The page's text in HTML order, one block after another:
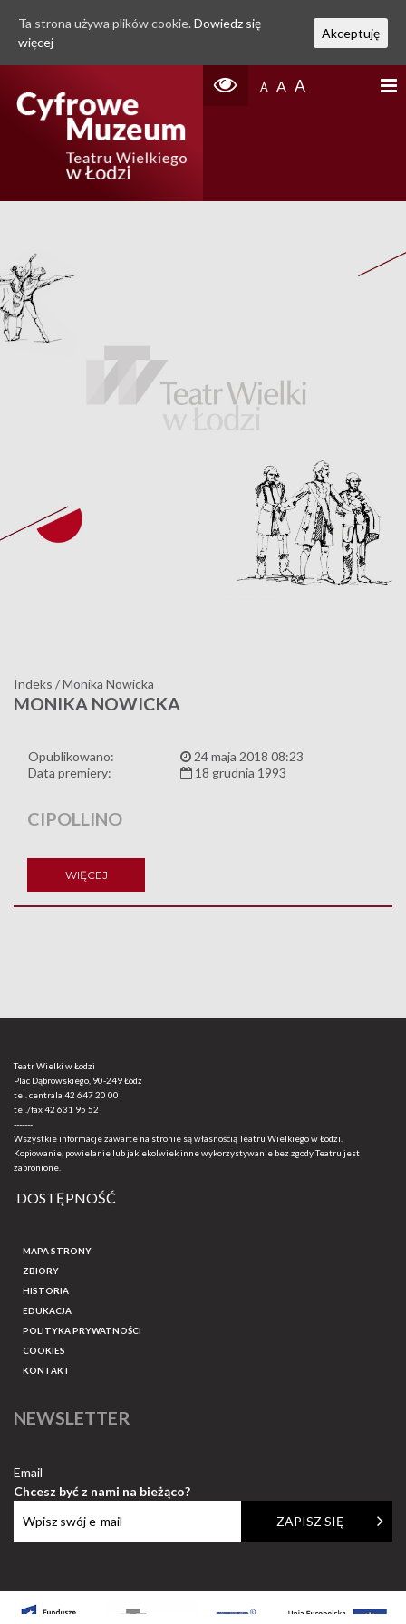
A A A
Indeks /Monika Nowicka
MONIKA NOWICKA
Opublikowano:
24 maja 2018 08:23
Data premiery:
18 grudnia 1993
CIPOLLINO
WIĘCEJ
Teatr Wielki w Łodzi
Plac Dąbrowskiego, 90-249 Łódź
tel. centrala 42 647 20 00
tel./fax42 631 95 52
-------
Wszystkie informacje zawarte na stronie są własnością Teatru Wielkiego w Łodzi.
Kopiowanie, powielanie lub jakiekolwiek inne wykorzystywanie bez zgody Teatru jest
zabronione.
DOSTĘPNOŚĆ
MAPA STRONY
ZBIORY
HISTORIA
EDUKACJA
POLITYKA PRYWATNOŚCI
COOKIES
KONTAKT
NEWSLETTER
Email
Chcesz być z nami na bieżąco?
Ta strona używa plików cookie. Dowiedz się
więcej
Akceptuję